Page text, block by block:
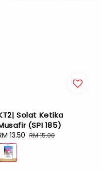
Solat Ketika
(SPI 185)
13.50 Regular
RM 15.00